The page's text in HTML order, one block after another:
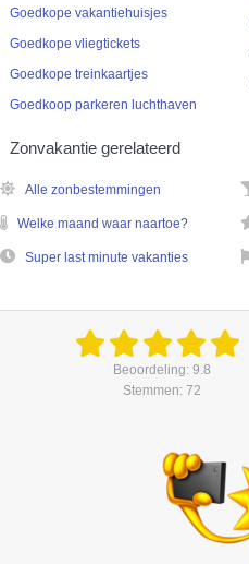
Goedkope vakantiehuisjes
Goedkope vliegtickets
Goedkope treinkaartjes
Goedkoop parkeren luchthaven
Zonvakantie gerelateerd
Alle zonbestemmingen
Welke maand waar naartoe?
Super last minute vakanties
Beoordeling: 9.8
Stemmen: 72